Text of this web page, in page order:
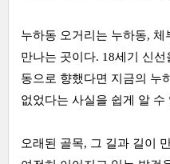
누하동 오거리는 누하동,
만나는 곳이다. 18세기 신
동으로 향했다면 지금의 누
없었다는 사실을 쉽게 알 수
오래된 골목, 그 길과 길이